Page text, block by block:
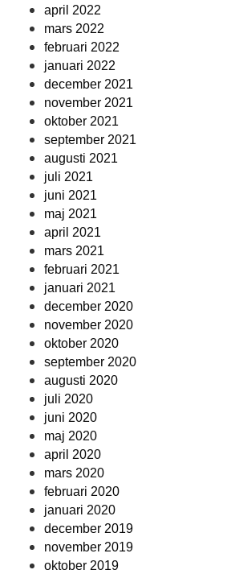
april 2022
mars 2022
februari 2022
januari 2022
december 2021
november 2021
oktober 2021
september 2021
augusti 2021
juli 2021
juni 2021
maj 2021
april 2021
mars 2021
februari 2021
januari 2021
december 2020
november 2020
oktober 2020
september 2020
augusti 2020
juli 2020
juni 2020
maj 2020
april 2020
mars 2020
februari 2020
januari 2020
december 2019
november 2019
oktober 2019